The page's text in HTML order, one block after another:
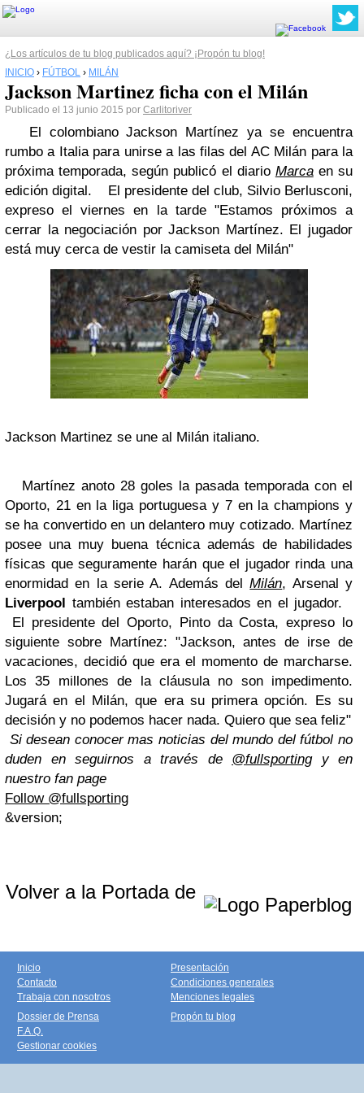
¿Los artículos de tu blog publicados aquí? ¡Propón tu blog!
INICIO › FÚTBOL › MILÁN
Jackson Martinez ficha con el Milán
Publicado el 13 junio 2015 por Carlitoriver
El colombiano Jackson Martínez ya se encuentra
rumbo a Italia para unirse a las filas del AC Milán para la
próxima temporada, según publicó el diario Marcaen su
edición digital.
El presidente del club, Silvio Berlusconi,
expreso el viernes en la tarde "Estamos próximos a
cerrar la negociación por Jackson Martínez. El jugador
está muy cerca de vestir la camiseta del Milán"
Jackson Martinez se une al Milán italiano.
Martínez anoto 28 goles la pasada temporada con el
Oporto, 21 en la liga portuguesa y 7 en la champions y
se ha convertido en un delantero muy cotizado. Martínez
posee una muy buena técnica además de habilidades
físicas que seguramente harán que el jugador rinda una
enormidad en la serie A. Además delMilán, Arsenal y
Liverpool también estaban interesados en el jugador.
El presidente del Oporto, Pinto da Costa, expreso lo
siguiente sobre Martínez: "Jackson, antes de irse de
vacaciones, decidió que era el momento de marcharse.
Los 35 millones de la cláusula no son impedimento.
Jugará en el Milán, que era su primera opción. Es su
decisión y no podemos hacer nada. Quiero que sea feliz"
Si desean conocer mas noticias del mundo del fútbol no
duden en seguirnos a través de @fullsportingy en
nuestro fan page
Follow @fullsporting
&version;
Volver a la Portada de
Inicio
Contacto
Trabaja con nosotros
Presentación
Condiciones generales
Menciones legales
Dossier de Prensa
F.A.Q.
Gestionar cookies
Propón tu blog